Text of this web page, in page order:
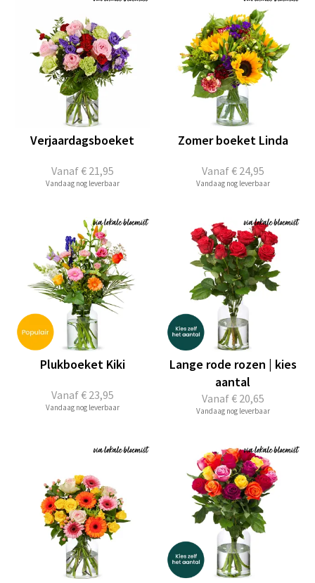
Vanaf€ 21,95
Verjaardagsboeket
Vandaag nog leverbaar
Vanaf€ 24,95
Zomer boeket Linda
Vandaag nog leverbaar
Vanaf€ 23,95
Plukboeket Kiki
Vandaag nog leverbaar
Vanaf€ 20,65
Lange rode rozen | kies
aantal
Vandaag nog leverbaar